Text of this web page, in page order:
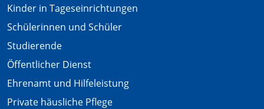
Kinder in Tageseinrichtungen
Schülerinnen und Schüler
Studierende
Öffentlicher Dienst
Ehrenamt und Hilfeleistung
Private häusliche Pflege